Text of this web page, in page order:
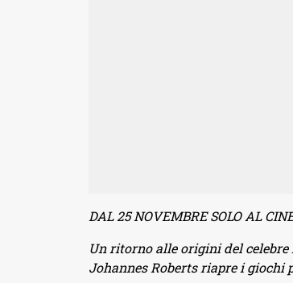
DAL 25 NOVEMBRE SOLO AL
Un ritorno alle origini del celebre
Johannes Roberts riapre i giochi